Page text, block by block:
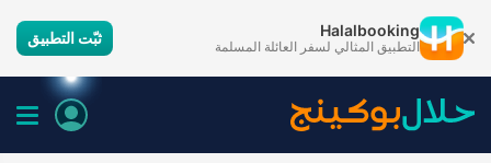
Halalbooking
التطبيق المثالي لسفر العائلة المسلمة ثبّت التطبيق